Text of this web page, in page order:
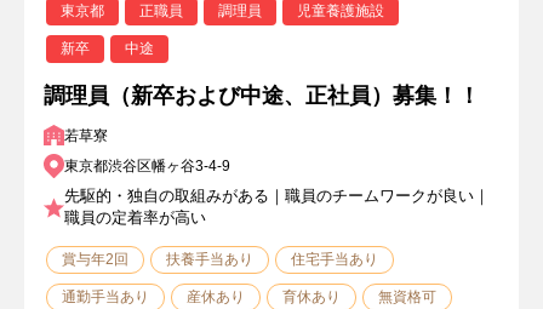
東京都 正職員 調理員 児童養護施設
新卒 中途
調理員（新卒および中途、正社員）募集！！
若草寮
東京都渋谷区幡ヶ谷3-4-9
先駆的・独自の取組みがある｜職員のチームワークが良い｜
職員の定着率が高い
賞与年2回 扶養手当あり 住宅手当あり
通勤手当あり 産休あり 育休あり 無資格可